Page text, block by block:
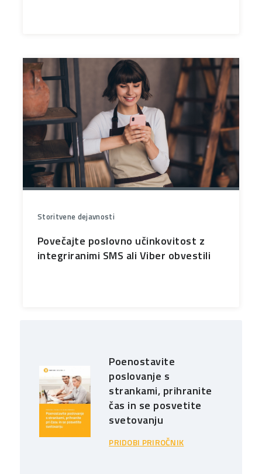
Storitvene dejavnosti
Povečajte poslovno učinkovitost z
integriranimi SMS ali Viber obvestili
Poenostavite
poslovanje s
strankami, prihranite
čas in se posvetite
svetovanju
PRIDOBI PRIROČNIK